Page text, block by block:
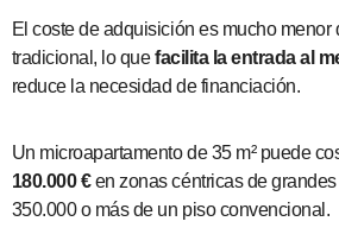
El coste de adquisición es mucho menor
tradicional, lo quefacilita la entrada al
reduce la necesidad de financiación.
Un microapartamento de 35 m² puede
180.000 €en zonas céntricas de
350.000 o más de un piso convencional.